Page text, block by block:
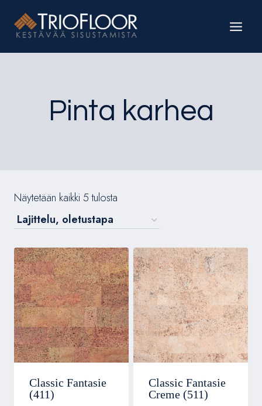
sisältöön
Pinta karhea
Näytetään kaikki 5 tulosta
Classic Fantasie
(411)
Classic Fantasie
Creme (511)